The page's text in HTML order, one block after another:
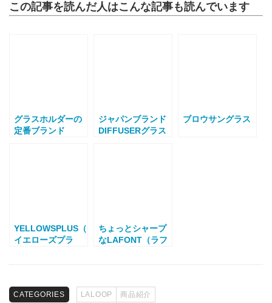
この記事を読んだ人はこんな記事も読んでいます
グラスホルダーの
定番ブランド
ジャパンブランド
DIFFUSERグラス
ブロウサングラス
YELLOWSPLUS（
イエローズプラ
ERIC
ちょっとシャープ
なLAFONT（ラフ
CATEGORIES LALOOP 商品紹介